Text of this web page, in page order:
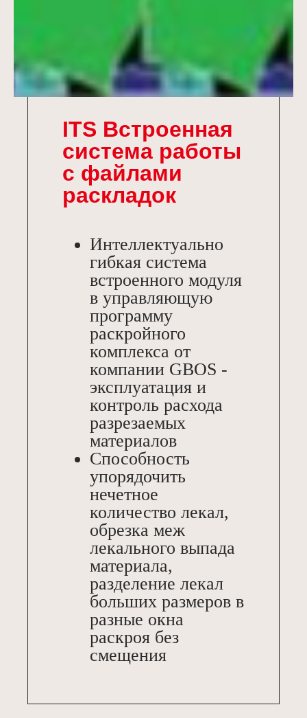
ITS Встроенная
система работы
с файлами
раскладок
Интеллектуально
гибкая система
встроенного модуля
в управляющую
программу
раскройного
комплекса от
компании GBOS -
эксплуатация и
контроль расхода
разрезаемых
материалов
Способность
упорядочить
нечетное
количество лекал,
обрезка меж
лекального выпада
материала,
разделение лекал
больших размеров в
разные окна
раскроя без
смещения